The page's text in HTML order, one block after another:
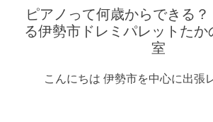
ピアノって何歳からできる？
る伊勢市ドレミパレットたか
室
こんにちは 伊勢市を中心に出張